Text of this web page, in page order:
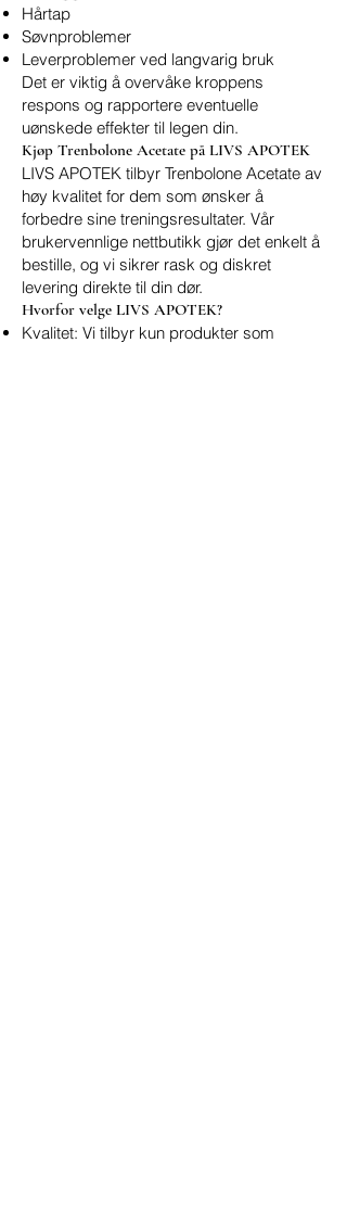
Hårtap
Søvnproblemer
Leverproblemer ved langvarig bruk
Det er viktig å overvåke kroppens
respons og rapportere eventuelle
uønskede effekter til legen din.
Kjøp Trenbolone Acetate på LIVS APOTEK
LIVS APOTEK tilbyr Trenbolone Acetate av
høy kvalitet for dem som ønsker å
forbedre sine treningsresultater. Vår
brukervennlige nettbutikk gjør det enkelt å
bestille, og vi sikrer rask og diskret
levering direkte til din dør.
Hvorfor velge LIVS APOTEK?
Kvalitet: Vi tilbyr kun produkter som